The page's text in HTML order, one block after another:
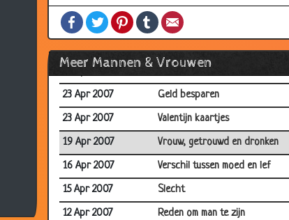
FacebookTwitterPinterestTumblr
Meer Mannen & Vrouwen
03 May 2007
2e huwelijk
27 Apr 2007
Barbie Gaat Scheiden
23 Apr 2007
Geld besparen
23 Apr 2007
Valentijn kaartjes
19 Apr 2007
Vrouw, getrouwd en dronken
16 Apr 2007
Verschil tussen moed en lef
15 Apr 2007
Slecht
12 Apr 2007
Reden om man te zijn